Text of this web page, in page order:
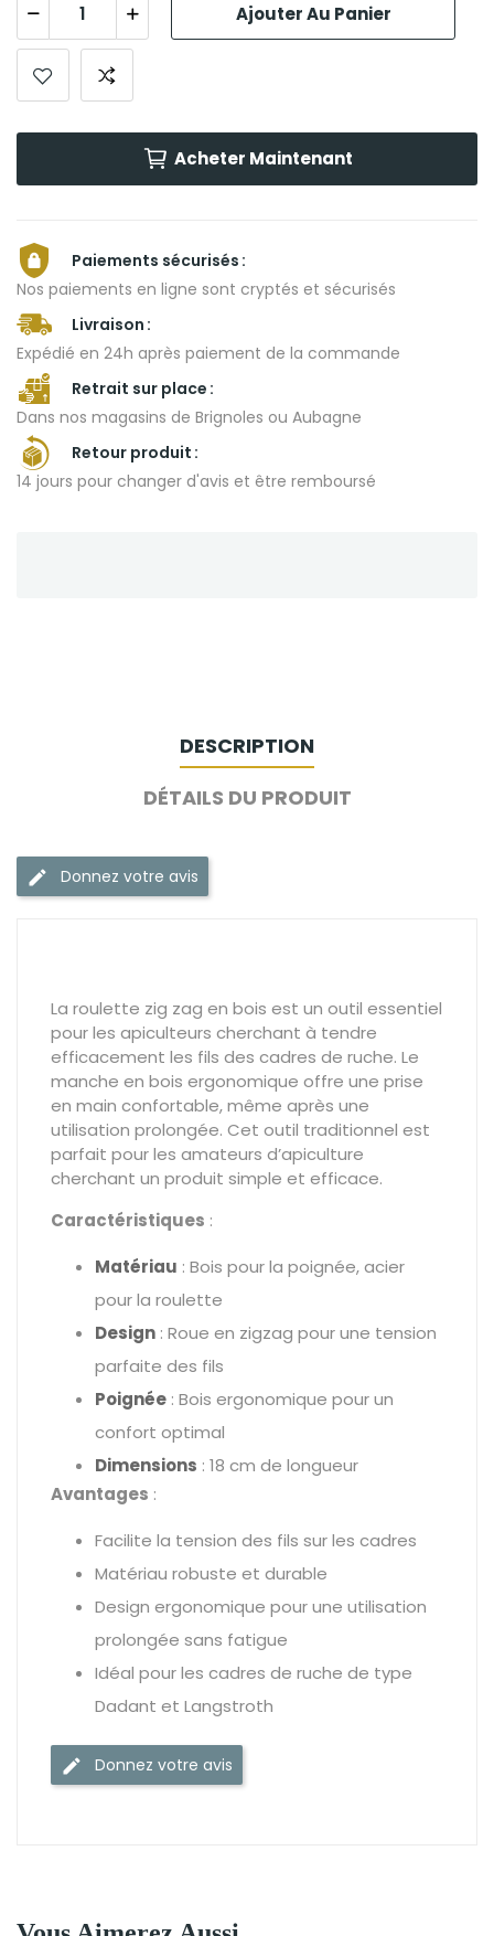
Ajouter Au Panier
Acheter Maintenant
Paiements sécurisés
Nos paiements en ligne sont cryptés et sécurisés
Livraison
Expédié en 24h après paiement de la commande
Retrait sur place
Dans nos magasins de Brignoles ou Aubagne
Retour produit
14 jours pour changer d'avis et être remboursé
DESCRIPTION
DÉTAILS DU PRODUIT
Donnez votre avis
La roulette zig zag en bois est un outil essentiel
pour les apiculteurs cherchant à tendre
efficacement les fils des cadres de ruche. Le
manche en bois ergonomique offre une prise
en main confortable, même après une
utilisation prolongée. Cet outil traditionnel est
parfait pour les amateurs d’apiculture
cherchant un produit simple et efficace.
Caractéristiques :
Matériau : Bois pour la poignée, acier
pour la roulette
Design : Roue en zigzag pour une tension
parfaite des fils
Poignée : Bois ergonomique pour un
confort optimal
Dimensions : 18 cm de longueur
Avantages :
Facilite la tension des fils sur les cadres
Matériau robuste et durable
Design ergonomique pour une utilisation
prolongée sans fatigue
Idéal pour les cadres de ruche de type
Dadant et Langstroth
Donnez votre avis